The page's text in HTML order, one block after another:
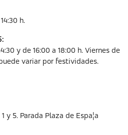
h.
y de 16:00 a 18:00 h. Viernes de
variar por festividades.
y 5. Parada Plaza de Espa¦a